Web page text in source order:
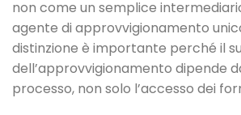
non come un semplice
agente di approvvigionamento
distinzione è importante perché il
dell’approvvigionamento dipende
processo, non solo l’accesso dei